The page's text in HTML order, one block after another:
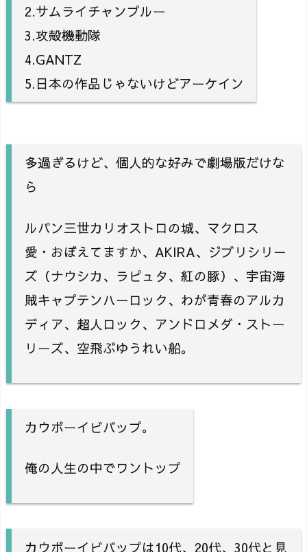
2.サムライチャンプルー
3.攻殻機動隊
4.GANTZ
5.日本の作品じゃないけどアーケイン
多過ぎるけど、個人的な好みで劇場版だけな
ら
ルパン三世カリオストロの城、マクロス
愛・おぼえてますか、AKIRA、ジブリシリー
ズ（ナウシカ、ラピュタ、紅の豚）、宇宙海
賊キャプテンハーロック、わが青春のアルカ
ディア、超人ロック、アンドロメダ・ストー
リーズ、空飛ぶゆうれい船。
カウボーイビバップ。
俺の人生の中でワントップ
カウボーイビバップは10代、20代、30代と見